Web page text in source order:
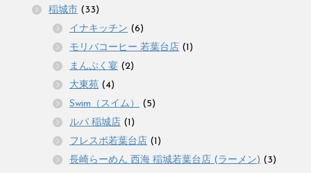
稲城市 (33)
イナキッチン (6)
モリバコーヒー 若葉台店 (1)
まんぷく宴 (2)
大東苑 (4)
Swim（スイム）
(5)
ルパ 稲城店 (1)
フレスポ若葉台店 (1)
長崎らーめん 西海 稲城若葉台店 (ラーメン) (3)